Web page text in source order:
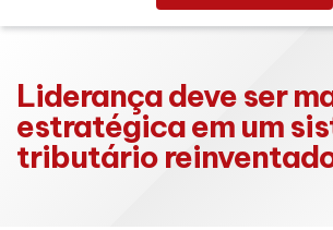
Liderança deve ser
estratégica em um
tributário